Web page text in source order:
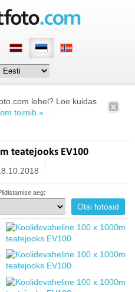
lehel? Loe kuidas
toimib »
teatejooks EV100
aeg: